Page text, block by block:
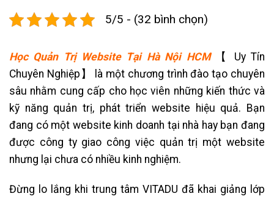
5/5 - (32 bình chọn)
Học Quản Trị Website Tại Hà Nội HCM
【 Uy Tín
Chuyên Nghiệp】 là một chương trình đào tạo chuyên
sâu nhằm cung cấp cho học viên những kiến thức và
kỹ năng quản trị, phát triển website hiệu quả. Bạn
đang có một website kinh doanh tại nhà hay bạn đang
được công ty giao công việc quản trị một website
nhưng lại chưa có nhiều kinh nghiệm.
Đừng lo lắng khi trung tâm VITADU đã khai giảng lớp